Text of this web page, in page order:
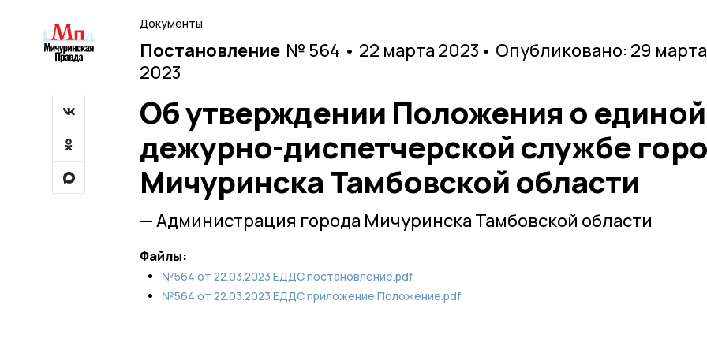
Документы
Постановление № 564 • 22 марта 2023 • Опубликовано: 29 марта
2023
Об утверждении Положения о единой
дежурно-диспетчерской службе
Мичуринска Тамбовской области
— Администрация города Мичуринска Тамбовской области
Файлы:
№564 от 22.03.2023 ЕДДС постановление.pdf
№564 от 22.03.2023 ЕДДС приложение Положение.pdf